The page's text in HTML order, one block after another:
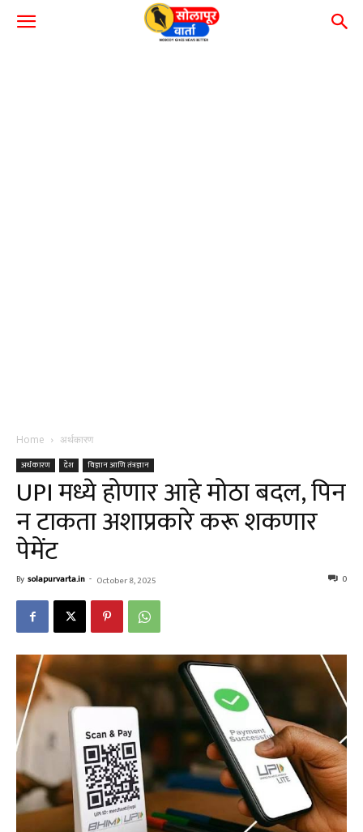
Home अर्थकारण
अर्थकारण देश विज्ञान आणि तंत्रज्ञान
UPI मध्ये होणार आहे मोठा बदल, पिन
न टाकता अशाप्रकारे करू शकणार
पेमेंट
By solapurvarta.in - October 8, 2025 0